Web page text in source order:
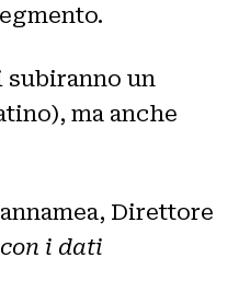
un
ma anche
Direttore
i dati